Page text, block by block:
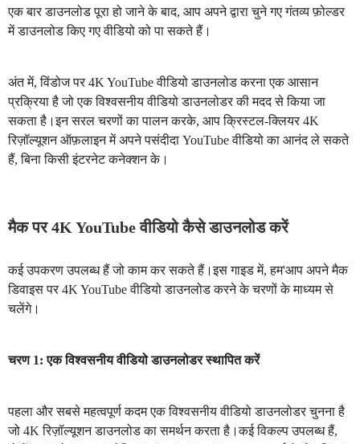
एक बार डाउनलोड पूरा हो जाने के बाद, आप अपने द्वारा चुने गए गंतव्य फ़ोल्डर
में डाउनलोड किए गए वीडियो को पा सकते हैं।
अंत में, विंडोज पर 4K YouTube वीडियो डाउनलोड करना एक आसान
प्रक्रिया है जो एक विश्वसनीय वीडियो डाउनलोडर की मदद से किया जा
सकता है।इन सरल चरणों का पालन करके, आप क्रिस्टल-क्लियर 4K
रिज़ॉल्यूशन ऑफ़लाइन में अपने पसंदीदा YouTube वीडियो का आनंद ले सकते
हैं, बिना किसी इंटरनेट कनेक्शन के।
मैक पर 4K YouTube वीडियो कैसे डाउनलोड करें
कई उपकरण उपलब्ध हैं जो काम कर सकते हैं।इस गाइड में, हम'आप अपने मैक
डिवाइस पर 4K YouTube वीडियो डाउनलोड करने के चरणों के माध्यम से
चलेंगे।
चरण 1: एक विश्वसनीय वीडियो डाउनलोडर स्थापित करें
पहला और सबसे महत्वपूर्ण कदम एक विश्वसनीय वीडियो डाउनलोडर चुनना है
जो 4K रिज़ॉल्यूशन डाउनलोड का समर्थन करता है।कई विकल्प उपलब्ध हैं,